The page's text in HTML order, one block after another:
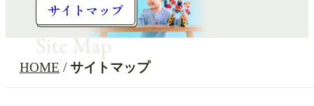
サイトマップ
Site Map
HOME サイトマップ